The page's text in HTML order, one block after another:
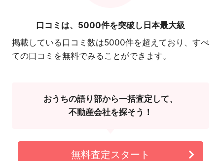
口コミは、 5000件を突破し日本最大級
掲載している口コミ数は5000件を超えており、すべ
ての口コミを無料でみることができます。
おうちの語り部から一括査定して、
不動産会社を探そう！
無料査定スタート